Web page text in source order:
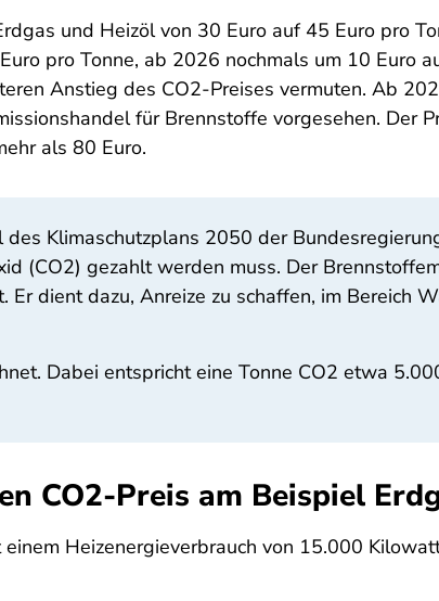
und Heizöl von 30 Euro auf 45 Euro pro
pro Tonne, ab 2026 nochmals um 10 Euro
Anstieg des CO2-Preises vermuten. Ab
für Brennstoffe vorgesehen. Der
als 80 Euro.
Klimaschutzplans 2050 der
(CO2) gezahlt werden muss. Der
dient dazu, Anreize zu schaffen, im Bereich
Dabei entspricht eine Tonne CO2 etwa
CO2-Preis am Beispiel
Heizenergieverbrauch von 15.000